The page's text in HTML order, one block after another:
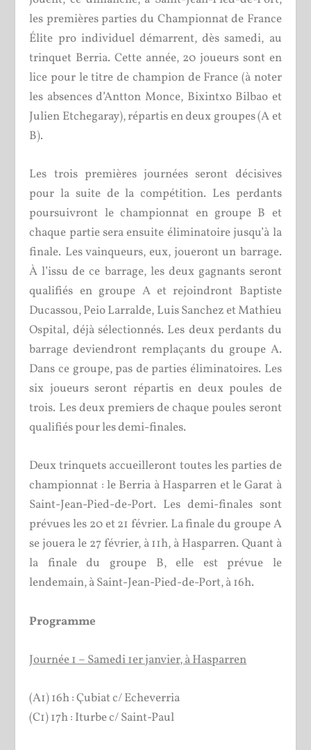
les premières parties du Championnat de France
Élite pro individuel démarrent, dès samedi, au
trinquet Berria. Cette année, 20 joueurs sont en
lice pour le titre de champion de France (à noter
les absences d’Antton Monce, Bixintxo Bilbao et
Julien Etchegaray), répartis en deux groupes (A et
B).
Les trois premières journées seront décisives
pour la suite de la compétition. Les perdants
poursuivront le championnat en groupe B et
chaque partie sera ensuite éliminatoire jusqu’à la
finale. Les vainqueurs, eux, joueront un barrage.
À l’issu de ce barrage, les deux gagnants seront
qualifiés en groupe A et rejoindront Baptiste
Ducassou, Peio Larralde, Luis Sanchez et Mathieu
Ospital, déjà sélectionnés. Les deux perdants du
barrage deviendront remplaçants du groupe A.
Dans ce groupe, pas de parties éliminatoires. Les
six joueurs seront répartis en deux poules de
trois. Les deux premiers de chaque poules seront
qualifiés pour les demi-finales.
Deux trinquets accueilleront toutes les parties de
championnat : le Berria à Hasparren et le Garat à
Saint-Jean-Pied-de-Port. Les demi-finales sont
prévues les 20 et 21 février. La finale du groupe A
se jouera le 27 février, à 11h, à Hasparren. Quant à
la finale du groupe B, elle est prévue le
lendemain, à Saint-Jean-Pied-de-Port, à 16h.
Programme
Journée 1 – Samedi 1er janvier, à Hasparren
(A1) 16h : Çubiat c/ Echeverria
(C1) 17h : Iturbe c/ Saint-Paul